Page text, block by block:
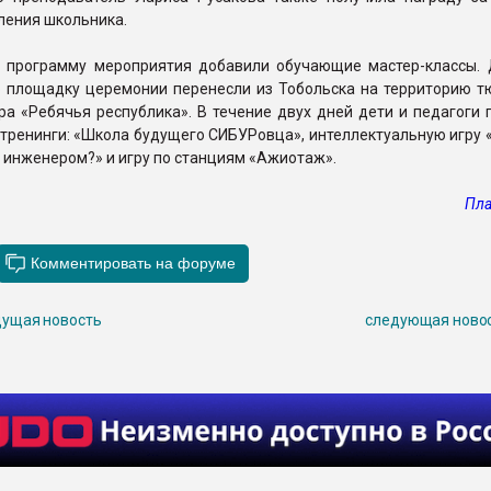
школьника.
мероприятия добавили обучающие мастер-классы.
церемонии перенесли из Тобольска на территорию
«Ребячья республика». В течение двух дней дети и педагоги
«Школа будущего СИБУРовца», интеллектуальную игру
инженером?» и игру по станциям «Ажиотаж».
новость следующая